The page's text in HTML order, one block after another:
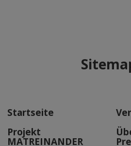
Startseite
Projekt
MATREINANDER